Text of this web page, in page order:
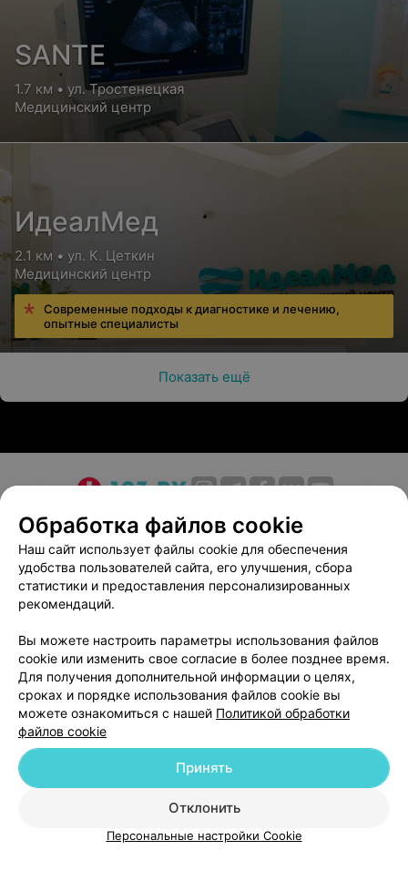
SANTE
1.7 км • ул. Тростенецкая
Медицинский центр
ИдеалМед
2.1 км • ул. К. Цеткин
Медицинский центр
Современные подходы к диагностике и лечению,
опытные специалисты
Показать ещё
О проекте Новости проекта
Размещение рекламы
Медицинский маркетинг
Публичный договор
Пользовательское соглашение
Способы оплаты
Вакансии
Партнеры
Написать в поддержку
Персональные настройки cookie
Обработка персональных данных
г. Минск, улица Толбухина, 2, пом. 16 | help@103.by
ВЫ ВЛАДЕЛЕЦ?
Обработка файлов cookie
Наш сайт использует файлы cookie для обеспечения
удобства пользователей сайта, его улучшения, сбора
статистики и предоставления персонализированных
рекомендаций.
Вы можете настроить параметры использования файлов
cookie или изменить свое согласие в более позднее время.
Для получения дополнительной информации о целях,
сроках и порядке использования файлов cookie вы
можете ознакомиться с нашей Политикой обработки
файлов cookie
Отклонить
Принять
Персональные настройки Cookie